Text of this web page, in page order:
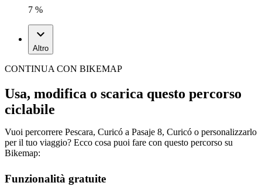
7 %
Altro
CONTINUA CON BIKEMAP
Usa, modifica o scarica questo percorso
ciclabile
Vuoi percorrere Pescara, Curicó a Pasaje 8, Curicó o personalizzarlo
per il tuo viaggio? Ecco cosa puoi fare con questo percorso su
Bikemap:
Funzionalità gratuite